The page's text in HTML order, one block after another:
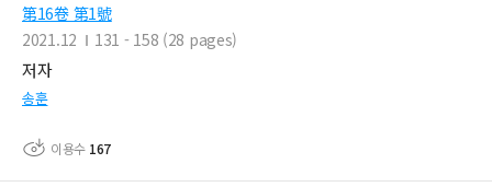
第16卷 第1號
2021.12
131 - 158 (28 pages)
저자
송훈
이용수 167